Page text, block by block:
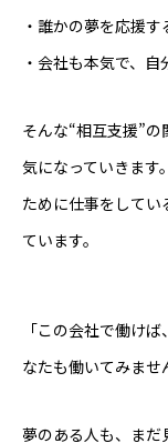
・誰かの夢を応援す
・会社も本気で、自
そんな“相互支援”
気になっていきます
ために仕事をして
ています。
「この会社で働け
なたも働いてみませ
夢のある人も、まだ